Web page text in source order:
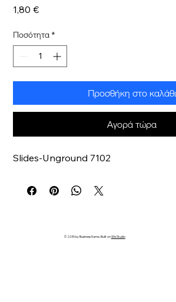
1,80 €Τιμή
Ποσότητα *
Προσθήκη στο καλάθι
Αγορά τώρα
Slides-Unground 7102
© 2035 by Business Name. Built onWix Studio